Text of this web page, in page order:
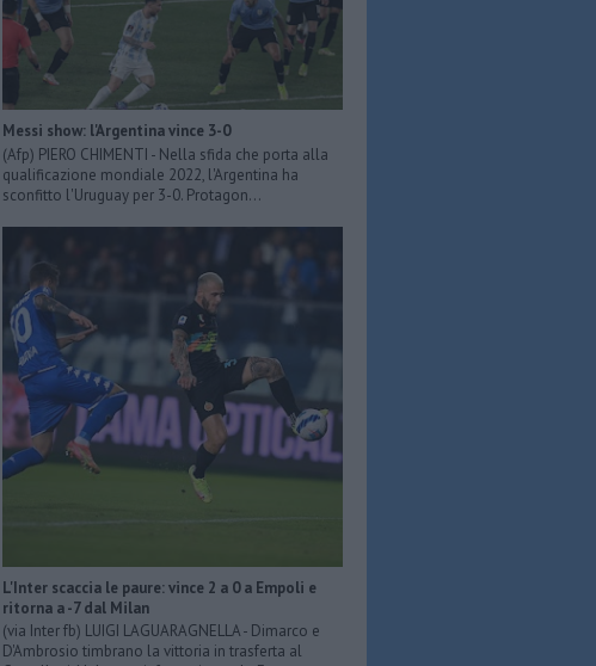
Messi show: l'Argentina vince 3-0
(Afp) PIERO CHIMENTI - Nella sfida che porta alla
qualificazione mondiale 2022, l'Argentina ha
sconfitto l'Uruguay per 3-0. Protagon...
L'Inter scaccia le paure: vince 2 a 0 a Empoli e
ritorna a -7 dal Milan
(via Inter fb) LUIGI LAGUARAGNELLA - Dimarco e
D'Ambrosio timbrano la vittoria in trasferta al